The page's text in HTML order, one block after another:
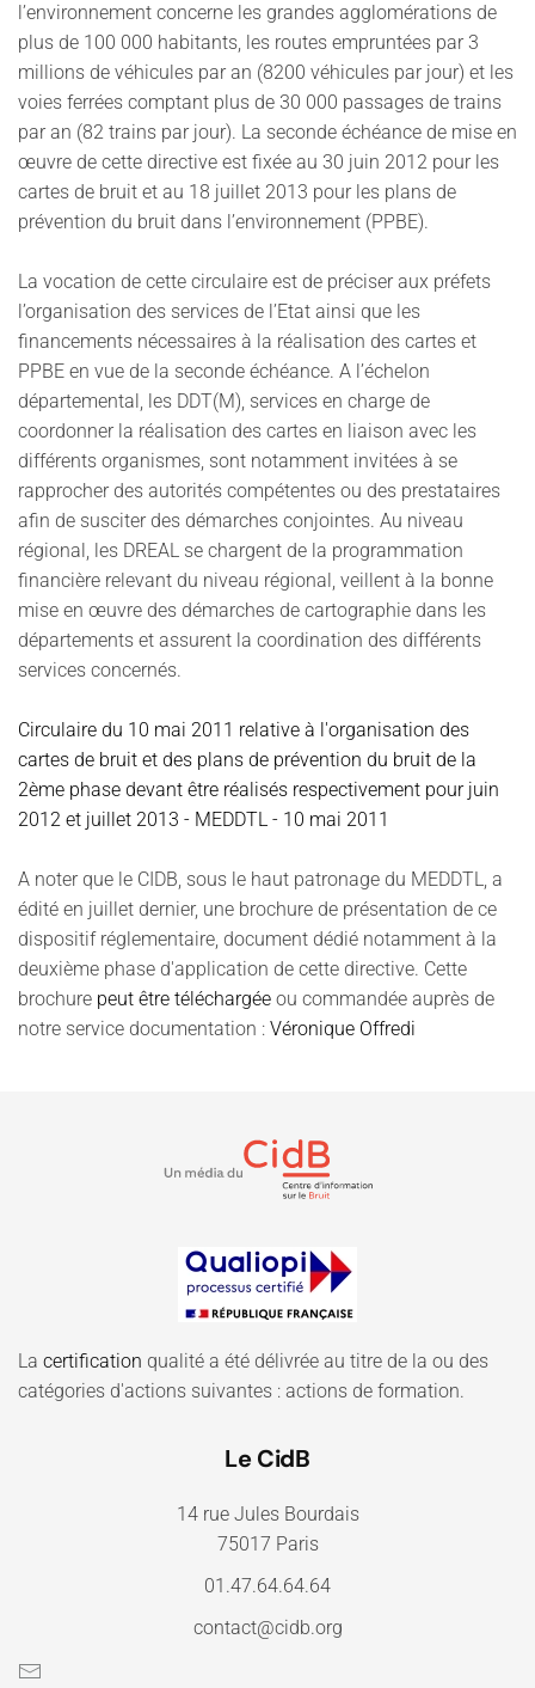
l’environnement concerne les grandes agglomérations de
plus de 100 000 habitants, les routes empruntées par 3
millions de véhicules par an (8200 véhicules par jour) et les
voies ferrées comptant plus de 30 000 passages de trains
par an (82 trains par jour). La seconde échéance de mise en
œuvre de cette directive est fixée au 30 juin 2012 pour les
cartes de bruit et au 18 juillet 2013 pour les plans de
prévention du bruit dans l’environnement (PPBE).
La vocation de cette circulaire est de préciser aux préfets
l’organisation des services de l’Etat ainsi que les
financements nécessaires à la réalisation des cartes et
PPBE en vue de la seconde échéance. A l’échelon
départemental, les DDT(M), services en charge de
coordonner la réalisation des cartes en liaison avec les
différents organismes, sont notamment invitées à se
rapprocher des autorités compétentes ou des prestataires
afin de susciter des démarches conjointes. Au niveau
régional, les DREAL se chargent de la programmation
financière relevant du niveau régional, veillent à la bonne
mise en œuvre des démarches de cartographie dans les
départements et assurent la coordination des différents
services concernés.
Circulaire du 10 mai 2011 relative à l'organisation des
cartes de bruit et des plans de prévention du bruit de la
2ème phase devant être réalisés respectivement pour juin
2012 et juillet 2013 - MEDDTL - 10 mai 2011
A noter que le CIDB, sous le haut patronage du MEDDTL, a
édité en juillet dernier, une brochure de présentation de ce
dispositif réglementaire, document dédié notamment à la
deuxième phase d'application de cette directive. Cette
brochure peut être téléchargée ou commandée auprès de
notre service documentation : Véronique Offredi
La certification qualité a été délivrée au titre de la ou des
catégories d'actions suivantes : actions de formation.
Le CidB
14 rue Jules Bourdais
75017 Paris
01.47.64.64.64
contact@cidb.org